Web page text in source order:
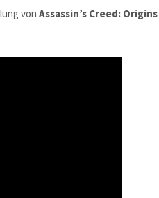
vonAssassin’s Creed: Origins